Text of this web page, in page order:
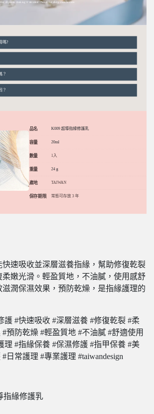
dryness, making it an ideal choice for daily cuticle care.
嗎?
E/玻尿酸/有機薰衣草精油/尿素幫助肌膚抗老保持水分，天天使用可幫助修復肌膚各種瑕疵
感性肌膚都適用，持續使用可以讓肌膚更穩定膚況更升級。
後不影響日常工作或滑手機。
？
若有明顯流血或開放性傷口，建議等穩定後再使用。
？
品名 K009 超導指緣修護乳
容量 20ml
數量 1入
重量 24 g
產地 TAIWAN
保存期限 常態可存放 3 年
速吸收並深層滋養指緣，幫助修復乾裂
嫩光滑。輕盈質地，不油膩，使用感舒
潤保濕效果，預防乾燥，是指緣護理的
護 #快速吸收 #深層滋養 #修復乾裂 #柔
預防乾燥 #輕盈質地 #不油膩 #舒適使用
理 #指緣保養 #保濕修護 #指甲保養 #美
日常護理 #專業護理 #taiwandesign
指緣修護乳